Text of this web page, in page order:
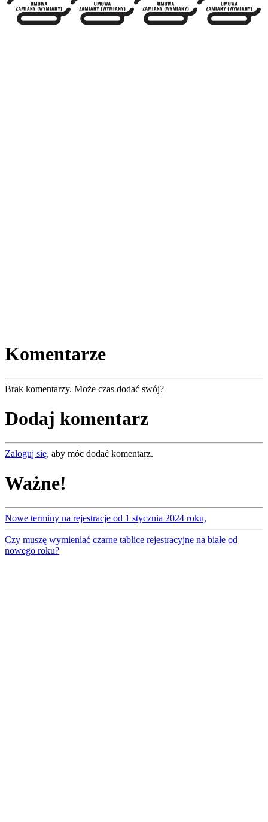
Komentarze
Brak komentarzy. Może czas dodać swój?
Dodaj komentarz
Zaloguj się, aby móc dodać komentarz.
Ważne!
Nowe terminy na rejestracje od 1 stycznia 2024 roku,
Czy muszę wymieniać czarne tablice rejestracyjne na białe od
nowego roku?